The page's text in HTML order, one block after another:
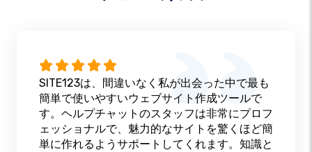
SITE123は、間違いなく私が出会った中で最も
簡単で使いやすいウェブサイト作成ツールで
す。ヘルプチャットのスタッフは非常にプロフ
ェッショナルで、魅力的なサイトを驚くほど簡
単に作れるようサポートしてくれます。知識と